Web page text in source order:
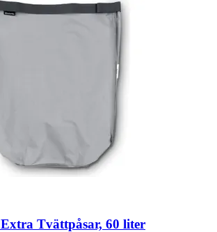
Extra Tvättpåsar, 60 liter